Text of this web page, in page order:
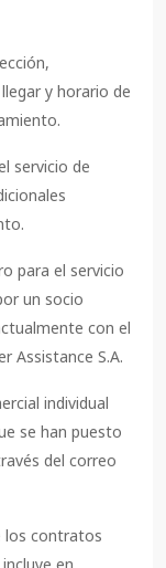
y horario de
servicio de
para el servicio
un socio
con el
Assistance S.A.
individual
se han puesto
del correo
los contratos